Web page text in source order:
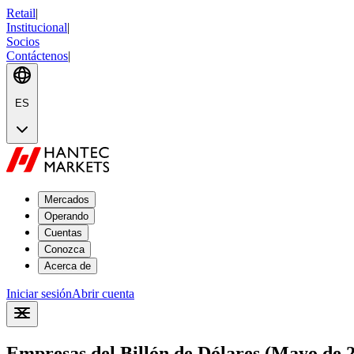
Retail|
Institucional|
Socios
Contáctenos|
ES
Mercados
Operando
Cuentas
Conozca
Acerca de
Iniciar sesiónAbrir cuenta